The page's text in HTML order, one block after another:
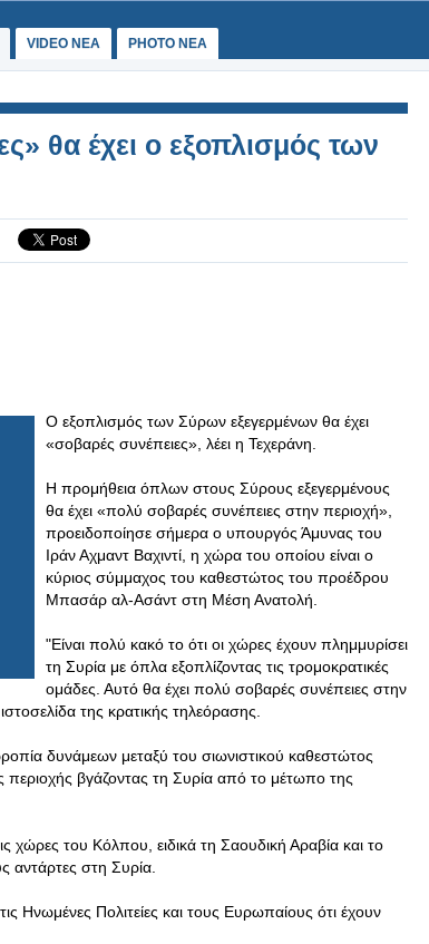
VIDEO NEA PHOTO NEA
θα έχει ο εξοπλισμός των
Ο εξοπλισμός των Σύρων εξεγερμένων θα έχει
«σοβαρές συνέπειες», λέει η Τεχεράνη.
Η προμήθεια όπλων στους Σύρους εξεγερμένους
θα έχει «πολύ σοβαρές συνέπειες στην περιοχή»,
προειδοποίησε σήμερα ο υπουργός Άμυνας του
Ιράν Αχμαντ Βαχιντί, η χώρα του οποίου είναι ο
κύριος σύμμαχος του καθεστώτος του προέδρου
Μπασάρ αλ-Ασάντ στη Μέση Ανατολή.
"Είναι πολύ κακό το ότι οι χώρες έχουν πλημμυρίσει
τη Συρία με όπλα εξοπλίζοντας τις τρομοκρατικές
ομάδες. Αυτό θα έχει πολύ σοβαρές συνέπειες στην
της κρατικής τηλεόρασης.
δυνάμεων μεταξύ του σιωνιστικού καθεστώτος
βγάζοντας τη Συρία από το μέτωπο της
χώρες του Κόλπου, ειδικά τη Σαουδική Αραβία και το
αντάρτες στη Συρία.
Ηνωμένες Πολιτείες και τους Ευρωπαίους ότι έχουν